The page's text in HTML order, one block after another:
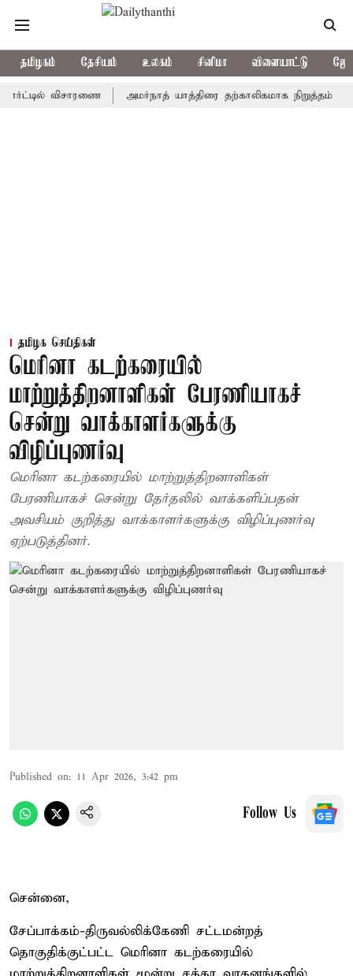
தமிழகம் தேசியம் உலகம் சினிமா விளையாட்டு
விசாரணை அமர்நாத் யாத்திரை தற்காலிகமாக நிறுத்தம்
தமிழக செய்திகள்
மெரினா கடற்கரையில்
மாற்றுத்திறனாளிகள் பேரணியாகச்
சென்று வாக்காளர்களுக்கு
விழிப்புணர்வு
மெரினா கடற்கரையில் மாற்றுத்திறனாளிகள்
பேரணியாகச் சென்று தேர்தலில் வாக்களிப்பதன்
அவசியம் குறித்து வாக்காளர்களுக்கு விழிப்புணர்வு
ஏற்படுத்தினர்.
Published on: 11 Apr 2026, 3:42 pm
Follow Us
சென்னை,
சேப்பாக்கம்-திருவல்லிக்கேணி சட்டமன்றத்
தொகுதிக்குட்பட்ட மெரினா கடற்கரையில்